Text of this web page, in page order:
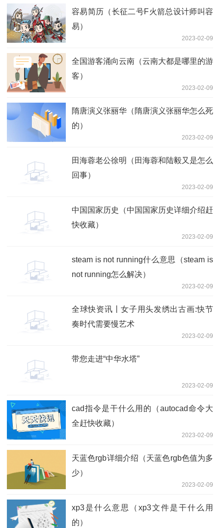
容易简历（长征二号F火箭总设计师叫容
易）
2023-02-09
全国游客涌向云南（云南大都是哪里的游
客）
2023-02-09
隋唐演义张丽华（隋唐演义张丽华怎么死
的）
2023-02-09
田海蓉老公徐明（田海蓉和陆毅又是怎么
回事）
2023-02-09
中国国家历史（中国国家历史详细介绍赶
快收藏）
2023-02-09
steam is not running什么意思（steam is
not running怎么解决）
2023-02-09
全球快资讯丨女子用头发绣出古画:快节
奏时代需要慢艺术
2023-02-09
带您走进“中华水塔”
2023-02-09
cad指令是干什么用的（autocad命令大
全赶快收藏）
2023-02-09
天蓝色rgb详细介绍（天蓝色rgb色值为多
少）
2023-02-09
xp3是什么意思（xp3文件是干什么用
的）